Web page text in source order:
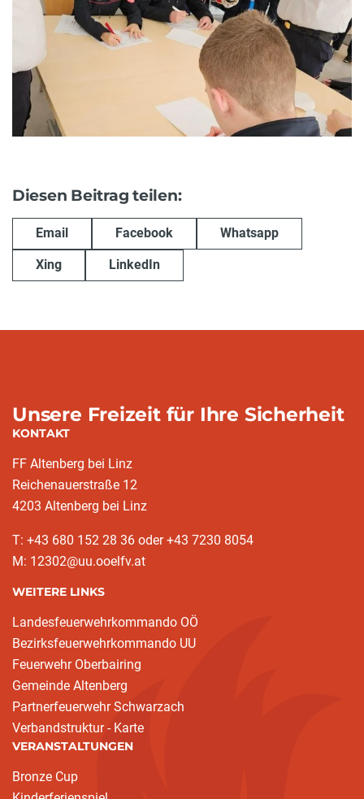
Diesen Beitrag teilen:
Email Facebook Whatsapp
Xing LinkedIn
Unsere Freizeit für Ihre Sicherheit
KONTAKT
FF Altenberg bei Linz
Reichenauerstraße 12
4203 Altenberg bei Linz
T: +43 680 152 28 36 oder +43 7230 8054
M: 12302@uu.ooelfv.at
WEITERE LINKS
Landesfeuerwehrkommando OÖ
Bezirksfeuerwehrkommando UU
Feuerwehr Oberbairing
Gemeinde Altenberg
Partnerfeuerwehr Schwarzach
Verbandstruktur - Karte
VERANSTALTUNGEN
Bronze Cup